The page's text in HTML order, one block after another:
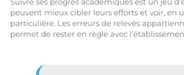
Suivre ses progrès académiques est un jeu
peuvent mieux cibler leurs efforts et voir, en
particulière. Les erreurs de relevés
permet de rester en règle avec